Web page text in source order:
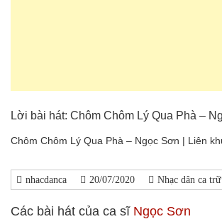
Lời bài hát: Chôm Chôm Lý Qua Phà –
Chôm Chôm Lý Qua Phà – Ngọc Sơn | Liên
nhacdanca 20/07/2020 Nhạc dân ca
Các bài hát của ca sĩ Ngọc Sơn